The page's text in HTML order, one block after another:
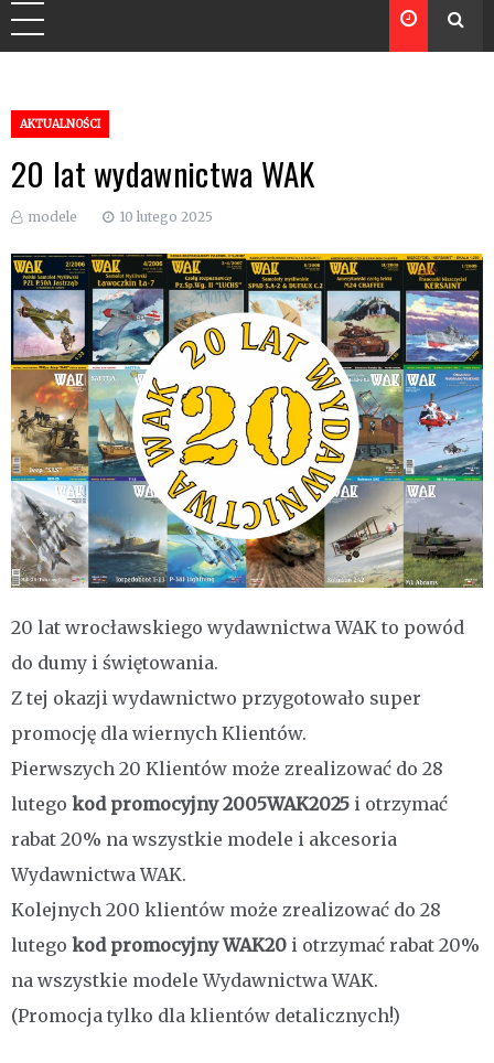
AKTUALNOŚCI
20 lat wydawnictwa WAK
modele 10 lutego 2025
20 lat wrocławskiego wydawnictwa WAK to powód
do dumy i świętowania.
Z tej okazji wydawnictwo przygotowało super
promocję dla wiernych Klientów.
Pierwszych 20 Klientów może zrealizować do 28
lutego kod promocyjny 2005WAK2025 i otrzymać
rabat 20% na wszystkie modele i akcesoria
Wydawnictwa WAK.
Kolejnych 200 klientów może zrealizować do 28
lutego kod promocyjny WAK20 i otrzymać rabat 20%
na wszystkie modele Wydawnictwa WAK.
(Promocja tylko dla klientów detalicznych!)